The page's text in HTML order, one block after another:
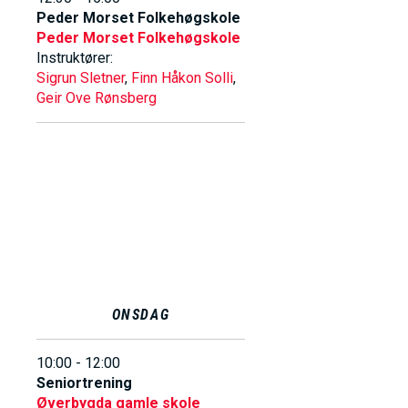
Peder Morset Folkehøgskole
Peder Morset Folkehøgskole
Instruktører:
Sigrun Sletner, Finn Håkon Solli,
Geir Ove Rønsberg
ONSDAG
10:00 - 12:00
Seniortrening
Øverbygda gamle skole